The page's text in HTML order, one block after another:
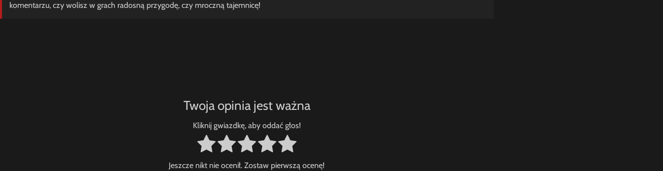
komentarzu, czy wolisz w grach radosną przygodę, czy mroczną tajemnicę!
Twoja opinia jest ważna
Kliknij gwiazdkę, aby oddać głos!
Jeszcze nikt nie ocenił. Zostaw pierwszą ocenę!